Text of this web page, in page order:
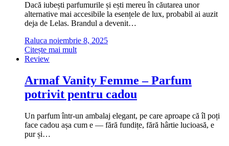
Dacă iubești parfumurile și ești mereu în căutarea unor
alternative mai accesibile la esențele de lux, probabil ai auzit
deja de Lelas. Brandul a devenit…
Raluca noiembrie 8, 2025
Citește mai mult
Review
Armaf Vanity Femme – Parfum
potrivit pentru cadou
Un parfum într-un ambalaj elegant, pe care aproape că îl poți
face cadou așa cum e — fără fundițe, fără hârtie lucioasă, e
pur și…